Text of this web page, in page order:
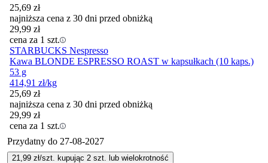
25,69 zł
najniższa cena z 30 dni przed obniżką
29,99 zł
cena za 1 szt.
STARBUCKS Nespresso
Kawa BLONDE ESPRESSO ROAST w kapsułkach (10 kaps.)
53 g
414,91 zł/kg
25,69 zł
najniższa cena z 30 dni przed obniżką
29,99 zł
cena za 1 szt.
Przydatny do 27-08-2027
21,99 zł/szt. kupując 2 szt. lub wielokrotność